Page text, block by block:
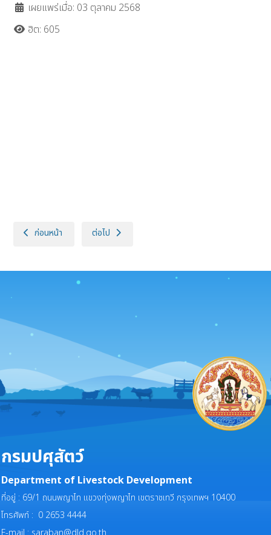
เผยแพร่เมื่อ: 03 ตุลาคม 2568
ฮิต: 605
เนื้อหาก่อนหน้า: ประกาศกรมปศุสัตว์ (ศูนย์วิจัยและบำรุงพันธุ์สัตว์พิษณุโลก
ก่อนหน้า เนื้อหาถัดไป: ประกาศกรมปศุสัตว์ (ด่านกักกันสัตว์นคร
ต่อไป
กรมปศุสัตว์
Department of Livestock Development
ที่อยู่ : 69/1 ถนนพญาไท แขวงทุ่งพญาไท เขตราชเทวี กรุงเทพฯ 10400
โทรศัพท์ : 0 2653 4444